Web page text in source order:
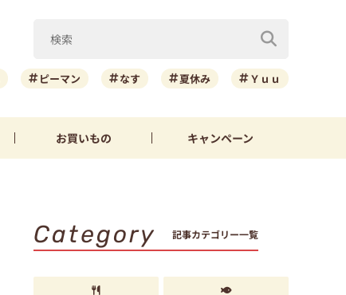
ピーマン なす 夏休み Ｙｕｕ
お買いもの キャンペーン
Category 記事カテゴリー一覧